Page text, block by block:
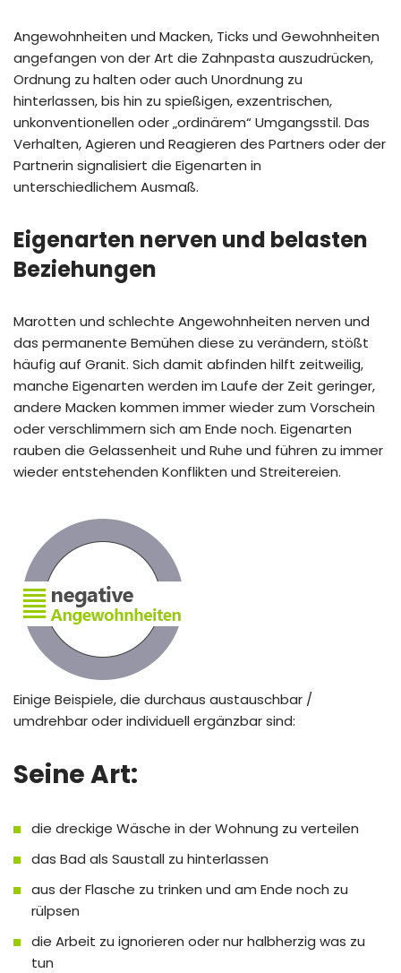
Angewohnheiten und Macken, Ticks und Gewohnheiten
angefangen von der Art die Zahnpasta auszudrücken,
Ordnung zu halten oder auch Unordnung zu
hinterlassen, bis hin zu spießigen, exzentrischen,
unkonventionellen oder „ordinärem“ Umgangsstil. Das
Verhalten, Agieren und Reagieren des Partners oder der
Partnerin signalisiert die Eigenarten in
unterschiedlichem Ausmaß.
Eigenarten nerven und belasten
Beziehungen
Marotten und schlechte Angewohnheiten nerven und
das permanente Bemühen diese zu verändern, stößt
häufig auf Granit. Sich damit abfinden hilft zeitweilig,
manche Eigenarten werden im Laufe der Zeit geringer,
andere Macken kommen immer wieder zum Vorschein
oder verschlimmern sich am Ende noch. Eigenarten
rauben die Gelassenheit und Ruhe und führen zu immer
wieder entstehenden Konflikten und Streitereien.
Einige Beispiele, die durchaus austauschbar /
umdrehbar oder individuell ergänzbar sind:
Seine Art:
die dreckige Wäsche in der Wohnung zu verteilen
das Bad als Saustall zu hinterlassen
aus der Flasche zu trinken und am Ende noch zu
rülpsen
die Arbeit zu ignorieren oder nur halbherzig was zu
tun